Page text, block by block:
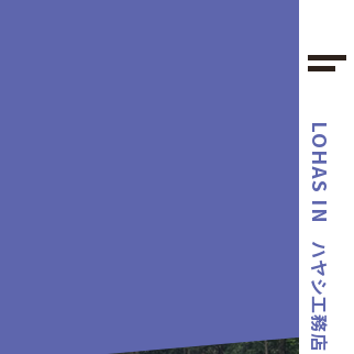
LOHAS IN
ハヤシ工務店